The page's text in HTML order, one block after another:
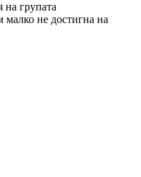
на групата
малко не достигна на